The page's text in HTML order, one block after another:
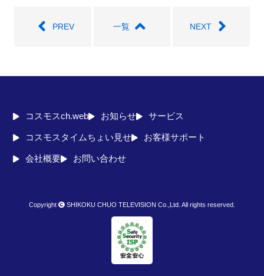
PREV 一覧 NEXT
コスモスch.web お知らせ サービス
コスモスタイムちょい見せ お客様サポート
会社概要 お問い合わせ
Copyright SHIKOKU CHUO TELEVISION Co.,Ltd. All rights reserved.